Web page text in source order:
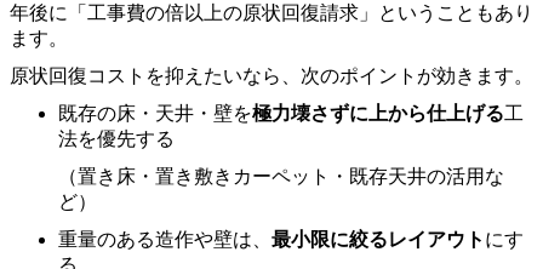
年後に「工事費の倍以上の原状回復請求」ということもあり
ます。
原状回復コストを抑えたいなら、次のポイントが効きます。
既存の床・天井・壁を極力壊さずに上から仕上げる工
法を優先する
（置き床・置き敷きカーペット・既存天井の活用な
ど）
重量のある造作や壁は、 最小限に絞るレイアウト にす
る